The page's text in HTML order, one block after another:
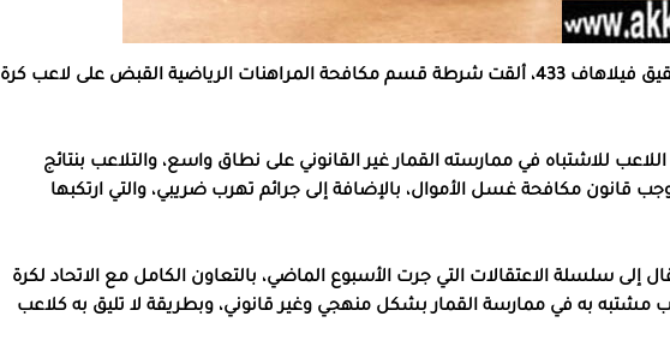
أعلنت الشرطة أنه في إطار التحقيق فيلاهاف 433، ألقت شرطة قسم مكافحة المراهنات الرياضية القبض على لاعب كرة
للاشتباه في ممارسته القمار غير القانوني على نطاق واسع، والتلاعب بنتائج
قانون مكافحة غسل الأموال، بالإضافة إلى جرائم تهرب ضريبي، والتي ارتكبها
إلى سلسلة الاعتقالات التي جرت الأسبوع الماضي، بالتعاون الكامل مع الاتحاد لكرة
مشتبه به في ممارسة القمار بشكل منهجي وغير قانوني، وبطريقة لا تليق به كلاعب